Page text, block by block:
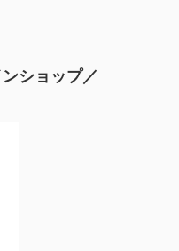
ショップ／